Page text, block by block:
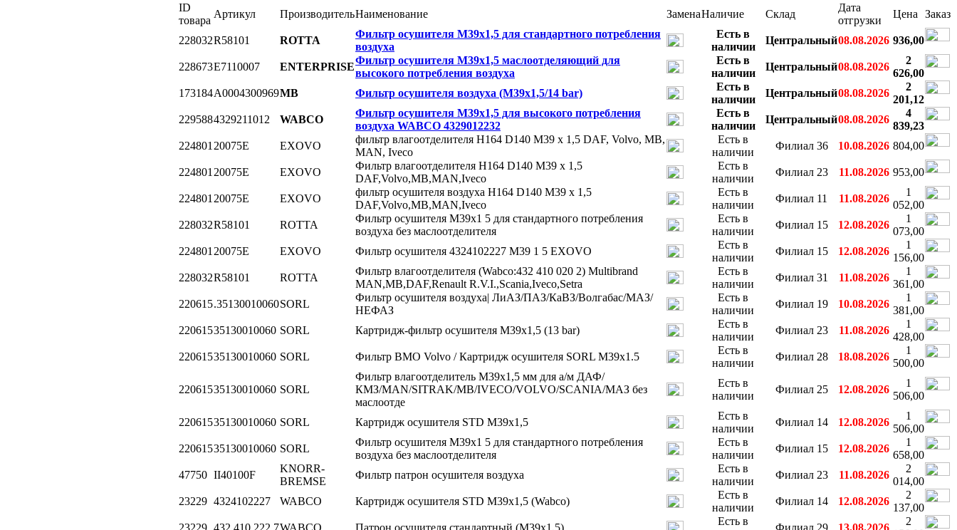
ID
товара
Артикул ПроизводительНаименование ЗаменаНаличие Склад
Дата
отгрузки
Цена Заказ
228032R58101 ROTTA
Фильтр осушителя М39х1,5 для стандартного потребления
воздуха
Есть в
наличии
Центральный08.08.2026 936,00
228673E7110007 ENTERPRISE
Фильтр осушителя М39х1,5 маслоотделяющий для
высокого потребления воздуха
Есть в
наличии
Центральный08.08.2026
2
626,00
173184A0004300969MB Фильтр осушителя воздуха (М39х1,5/14 bar)
Есть в
наличии
Центральный08.08.2026
2
201,12
2295884329211012 WABCO
Фильтр осушителя М39х1,5 для высокого потребления
воздуха WABCO 4329012232
Есть в
наличии
Центральный08.08.2026
4
839,23
224801 20075E EXOVO
фильтр влагоотделителя H164 D140 M39 x 1,5 DAF, Volvo, MB,
MAN, Iveco
Есть в
наличии
Филиал 36 10.08.2026 804,00
224801 20075E EXOVO
Фильтр влагоотделителя H164 D140 M39 x 1,5
DAF,Volvo,MB,MAN,Iveco
Есть в
наличии
Филиал 23 11.08.2026 953,00
224801 20075E EXOVO
фильтр осушителя воздуха H164 D140 M39 x 1,5
DAF,Volvo,MB,MAN,Iveco
Есть в
наличии
Филиал 11 11.08.2026
1
052,00
228032R58101 ROTTA
Фильтр осушителя М39х1 5 для стандартного потребления
воздуха без маслоотделителя
Есть в
наличии
Филиал 15 12.08.2026
1
073,00
224801 20075E EXOVO Фильтр осушителя 4324102227 M39 1 5 EXOVO
Есть в
наличии
Филиал 15 12.08.2026
1
156,00
228032R58101 ROTTA
Фильтр влагоотделителя (Wabco:432 410 020 2) Multibrand
MAN,MB,DAF,Renault R.V.I.,Scania,Iveco,Setra
Есть в
наличии
Филиал 31 11.08.2026
1
361,00
220615.35130010060SORL
Фильтр осушителя воздуха| ЛиАЗ/ПАЗ/КаВЗ/Волгабас/МАЗ/
НЕФАЗ
Есть в
наличии
Филиал 19 10.08.2026
1
381,00
22061535130010060 SORL Картридж-фильтр осушителя M39x1,5 (13 bar)
Есть в
наличии
Филиал 23 11.08.2026
1
428,00
22061535130010060 SORL Фильтр ВМО Volvo / Картридж осушителя SORL M39x1.5
Есть в
наличии
Филиал 28 18.08.2026
1
500,00
22061535130010060 SORL
Фильтр влагоотделитель M39x1,5 мм для а/м ДАФ/
КМЗ/MAN/SITRAK/MB/IVECO/VOLVO/SCANIA/МАЗ без
маслоотде
Есть в
наличии
Филиал 25 12.08.2026
1
506,00
22061535130010060 SORL Картридж осушителя STD М39х1,5
Есть в
наличии
Филиал 14 12.08.2026
1
506,00
22061535130010060 SORL
Фильтр осушителя М39х1 5 для стандартного потребления
воздуха без маслоотделителя
Есть в
наличии
Филиал 15 12.08.2026
1
658,00
47750 II40100F
KNORR-
BREMSE
Фильтр патрон осушителя воздуха
Есть в
наличии
Филиал 23 11.08.2026
2
014,00
23229 4324102227 WABCO Картридж осушителя STD М39х1,5 (Wabco)
Есть в
наличии
Филиал 14 12.08.2026
2
137,00
23229 432 410 222 7WABCO Патрон осушителя стандартный (М39х1,5)
Есть в
Филиал 29 13.08.2026
2